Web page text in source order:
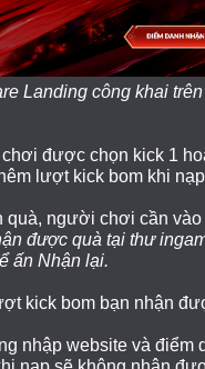
Landing công khai
được chọn kick 1
lượt kick bom khi
quà, người chơi cần vào
được quà tại thư
ấn Nhận lại.
kick bom bạn nhận
nhập website và điểm